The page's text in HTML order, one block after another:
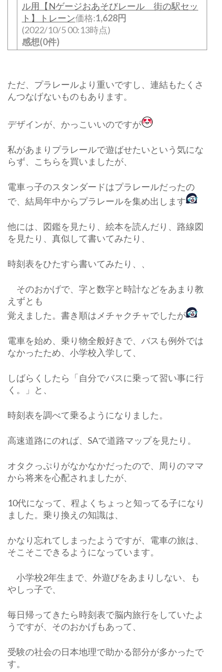
ル用【Nゲージおあそびレール 街の駅セッ
ト】トレーン価格:1,628円
(2022/10/5 00:13時点)
感想(0件)
ただ、プラレールより重いですし、連結もたくさ
んつなげないものもあります。
デザインが、かっこいいのですが
私があまりプラレールで遊ばせたいという気にな
らず、こちらを買いましたが、
電車っ子のスタンダードはプラレールだったの
で、結局年中からプラレールを集め出します
他には、図鑑を見たり、絵本を読んだり、路線図
を見たり、真似して書いてみたり、
時刻表をひたすら書いてみたり、、
そのおかげで、字と数字と時計などをあまり教
えずとも
覚えました。書き順はメチャクチャでしたが
電車を始め、乗り物全般好きで、バスも例外では
なかったため、小学校入学して、
しばらくしたら「自分でバスに乗って習い事に行
く。」と、
時刻表を調べて乗るようになりました。
高速道路にのれば、SAで道路マップを見たり。
オタクっぷりがなかなかだったので、周りのママ
から将来を心配されましたが、
10代になって、程よくちょっと知ってる子になり
ました。乗り換えの知識は、
かなり忘れてしまったようですが、電車の旅は、
そこそこできるようになっています。
小学校2年生まで、外遊びをあまりしない、も
やしっ子で、
毎日帰ってきたら時刻表で脳内旅行をしていたよ
うですが、そのおかげもあって、
受験の社会の日本地理で助かる部分が多かったで
す。